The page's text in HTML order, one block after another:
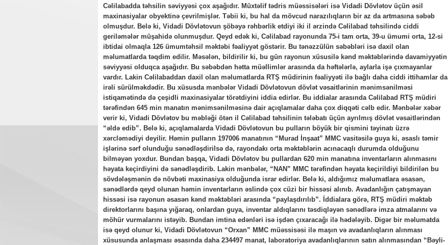
Cəlilabadda təhsilin səviyyəsi çox aşağıdır. Müxtəlif tədris müəssisələri isə Vidadi Dövlətov üçün əsil
maxinasiyalar obyektinə çevrilmişlər. Təbii ki, bu hal da mövcud narazılıqların bir az da artmasına səbəb
olmuşdur. Belə ki, Vidadi Dövlətovun şöbəyə rəhbərlik etdiyi iki il ərzində Cəlilabad təhsilində ciddi
geriləmələr müşahidə olunmuşdur. Qeyd edək ki, Cəlilabad rayonunda 75-i tam orta, 39-u ümumi orta, 12-si
ibtidai olmaqla 126 ümumtəhsil məktəbi fəaliyyət göstərir. Bu tənəzzülün səbəbləri isə daxil olan
məlumatlarda təqdim edilir. Məsələn, bildirilir ki, bu gün rayonun xüsusilə kənd məktəblərində davamiyyətin
səviyyəsi olduqca aşağıdır. Bu səbəbdən hətta müəllimlər arasında da həftələrlə, aylarla işə çıxmayanlar
vardır. Lakin Cəlilabaddan daxil olan məlumatlarda RTŞ müdirinin fəaliyyəti ilə bağlı daha ciddi ittihamlar da
irəli sürülməkdədir. Bu xüsusda mənbələr Vidadi Dövlətovun dövlət vəsaitlərinin mənimsənilməsi
istiqamətində də çeşidli maxinasiyalar törətdiyini iddia edirlər. Bu iddialar arasında Cəlilabad RTŞ müdiri
tərəfindən 645 min manatın mənimsənilməsinə dair açıqlamalar daha çox diqqəti cəlb edir. Mənbələr xəbər
verir ki, Vidadi Dövlətov bu məbləği ötən il Cəlilabad təhsilinin tələbatı üçün ayrılmış dövlət vəsaitlərindən
“əldə edib”. Belə ki, açıqlamalarda Vidadi Dövlətovun bu pulların böyük bir qismini təyinatı üzrə
xərcləmədiyi deyilir. Həmin pulların 197006 manatının “Murad İnşaat” MMC vasitəsilə guya ki, əsaslı təmir
işlərinə sərf olunduğu sənədləşdirilsə də, rayondakı orta məktəblərin acınacaqlı durumda olduğunu
bilməyən yoxdur. Bundan başqa, Vidadi Dövlətov bu pullardan 620 min manatına inventarların alınmasını
həyata keçirdiyini də sənədləşdirib. Lakin mənbələr, “NAN” MMC tərəfindən həyata keçirildiyi bildirilən bu
sövdələşmənin də növbəti maxinasiya olduğunda israr edirlər. Belə ki, aldığımız məlumatlara əsasən,
sənədlərdə qeyd olunan həmin inventarların əslində çox cüzi bir hissəsi alınıb. Avadanlığın çatışmayan
hissəsi isə rayonun əsasən kənd məktəbləri arasında “paylaşdırılıb”. İddialara görə, RTŞ müdiri məktəb
direktorlarını başına yığaraq, onlardan guya, inventar aldıqlarını təsdiqləyən sənədlərə imza atmalarını və
möhür vurmalarını istəyib. Bundan imtina edənləri isə işdən çıxaracağı ilə hədələyib. Digər bir məlumatda
isə qeyd olunur ki, Vidadi Dövlətovun “Orxan” MMC müəssisəsi ilə maşın və avadanlıqların alınması
xüsusunda anlaşması əsasında daha 234497 manat, laboratoriya avadanlıqlarının satın alınmasından “Bəyli-